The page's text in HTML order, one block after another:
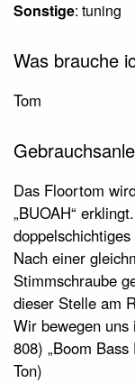
Sonstige: tuning
Was brauche
Tom
Das Floortom
„BUOAH“
Nach einer
Stimmschraube
dieser Stelle am
Wir bewegen
808) „Boom
Ton)